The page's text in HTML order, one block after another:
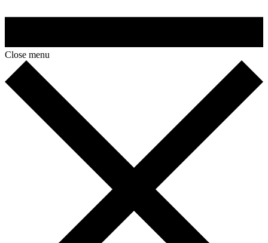
Close menu